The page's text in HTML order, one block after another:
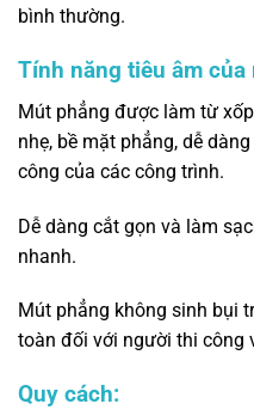
bình thường.
Tính năng tiêu âm của
Mút phẳng được làm từ
nhẹ, bề mặt phẳng, dễ
công của các công trình.
Dễ dàng cắt gọn và làm
nhanh.
Mút phẳng không sinh bụi
toàn đối với người thi công
Quy cách: